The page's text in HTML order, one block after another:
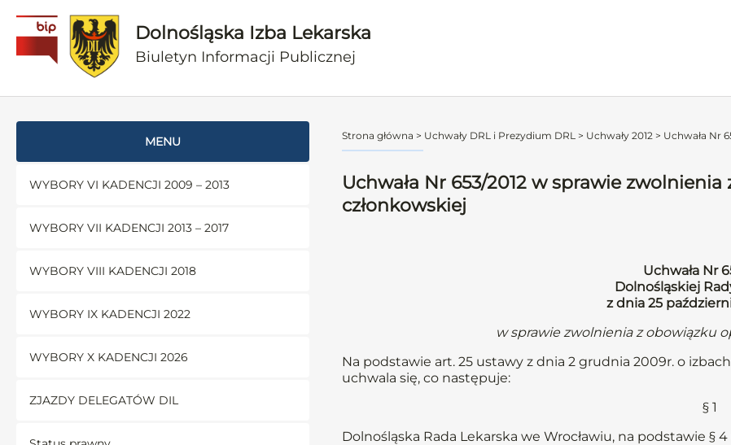
Dolnośląska Izba Lekarska
Biuletyn Informacji Publicznej
MENU
WYBORY VI KADENCJI 2009 – 2013
WYBORY VII KADENCJI 2013 – 2017
WYBORY VIII KADENCJI 2018
WYBORY IX KADENCJI 2022
WYBORY X KADENCJI 2026
ZJAZDY DELEGATÓW DIL
Strona główna > Uchwały DRL i Prezydium DRL > Uchwały 2012 > Uchwała Nr
Uchwała Nr 653/2012 w sprawie
członkowskiej
Uchwała Nr
Dolnośląskiej
z dnia 25
w sprawie zwolnienia z obowiązku
Na podstawie art. 25 ustawy z dnia 2 grudnia 2009r. o
uchwala się, co następuje:
§ 1
Dolnośląska Rada Lekarska we Wrocławiu, na podstawie §